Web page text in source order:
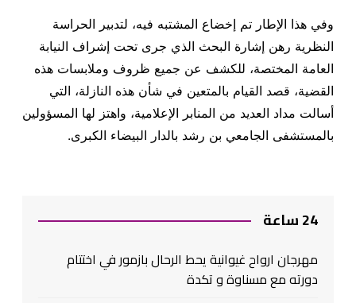
وفي هذا الإطار تم إخضاع المشتبه فيه، لتدبير الحراسة
النظرية رهن إشارة البحث الذي جرى تحت إشراف النيابة
العامة المختصة، للكشف عن جميع ظروف وملابسات هذه
القضية، قصد القيام بالمتعين في شأن هذه النازلة، التي
أسالت مداد العديد من المنابر الإعلامية، واهتز لها المسؤولين
بالمستشفى الجامعي بن رشد بالدار البيضاء الكبرى.
24 ساعة
مهرجان ارواح غيوانية يحط الرحال بازمور في اختتام
دورته مع مسناوة و تكدة